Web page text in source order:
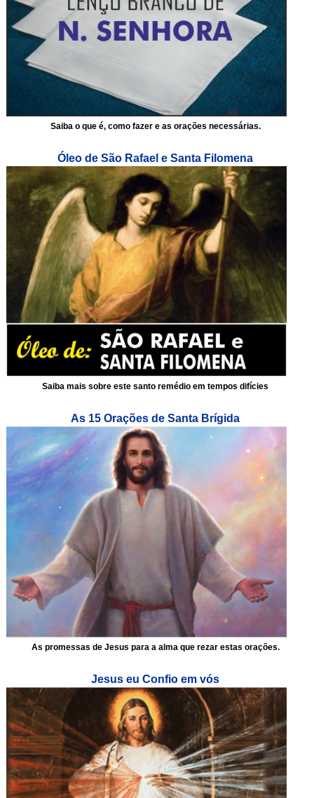
Saiba o que é, como fazer e as orações necessárias.
Óleo de São Rafael e Santa Filomena
Saiba mais sobre este santo remédio em tempos difícies
As 15 Orações de Santa Brígida
As promessas de Jesus para a alma que rezar estas orações.
Jesus eu Confio em vós